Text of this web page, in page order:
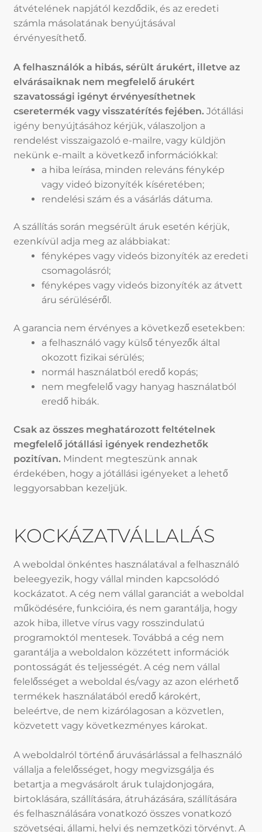
átvételének napjától kezdődik, és az eredeti
számla másolatának benyújtásával
érvényesíthető.
A felhasználók a hibás, sérült árukért, illetve az
elvárásaiknak nem megfelelő árukért
szavatossági igényt érvényesíthetnek
cseretermék vagy visszatérítés fejében.Jótállási
igény benyújtásához kérjük, válaszoljon a
rendelést visszaigazoló e-mailre, vagy küldjön
nekünk e-mailt a következő információkkal:
a hiba leírása, minden releváns fénykép
vagy videó bizonyíték kíséretében;
rendelési szám és a vásárlás dátuma.
A szállítás során megsérült áruk esetén kérjük,
ezenkívül adja meg az alábbiakat:
fényképes vagy videós bizonyíték az eredeti
csomagolásról;
fényképes vagy videós bizonyíték az átvett
áru sérüléséről.
A garancia nem érvényes a következő esetekben:
a felhasználó vagy külső tényezők által
okozott fizikai sérülés;
normál használatból eredő kopás;
nem megfelelő vagy hanyag használatból
eredő hibák.
Csak az összes meghatározott feltételnek
megfelelő jótállási igények rendezhetők
pozitívan.Mindent megteszünk annak
érdekében, hogy a jótállási igényeket a lehető
leggyorsabban kezeljük.
KOCKÁZATVÁLLALÁS
A weboldal önkéntes használatával a felhasználó
beleegyezik, hogy vállal minden kapcsolódó
kockázatot. A cég nem vállal garanciát a weboldal
működésére, funkcióira, és nem garantálja, hogy
azok hiba, illetve vírus vagy rosszindulatú
programoktól mentesek. Továbbá a cég nem
garantálja a weboldalon közzétett információk
pontosságát és teljességét. A cég nem vállal
felelősséget a weboldal és/vagy az azon elérhető
termékek használatából eredő károkért,
beleértve, de nem kizárólagosan a közvetlen,
közvetett vagy következményes károkat.
A weboldalról történő áruvásárlással a felhasználó
vállalja a felelősséget, hogy megvizsgálja és
betartja a megvásárolt áruk tulajdonjogára,
birtoklására, szállítására, átruházására, szállítására
és felhasználására vonatkozó összes vonatkozó
szövetségi, állami, helyi és nemzetközi törvényt. A